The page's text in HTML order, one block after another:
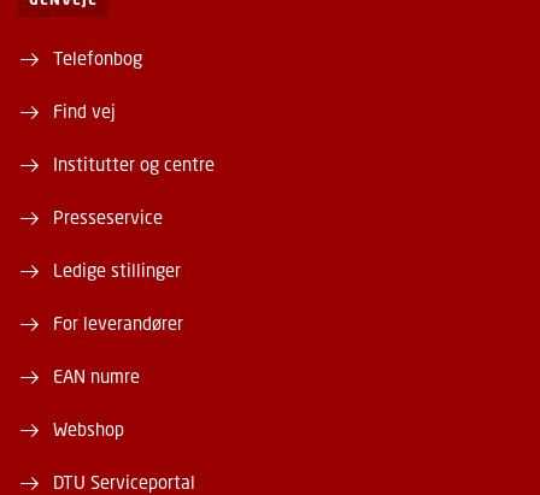
Telefonbog
Find vej
Institutter og centre
Presseservice
Ledige stillinger
For leverandører
EAN numre
Webshop
DTU Serviceportal